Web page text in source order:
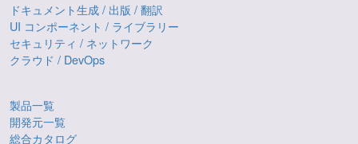
ドキュメント生成 / 出版 / 翻訳
UI コンポーネント / ライブラリー
セキュリティ / ネットワーク
クラウド / DevOps
製品一覧
開発元一覧
総合カタログ